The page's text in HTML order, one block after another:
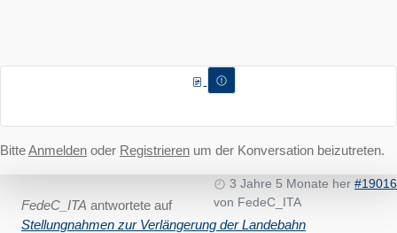
BitteAnmelden oder Registrieren um der Konversation beizutreten.
3 Jahre 5 Monate her #19016
von FedeC_ITA
FedeC_ITA antwortete auf
Stellungnahmen zur Verlängerung der Landebahn